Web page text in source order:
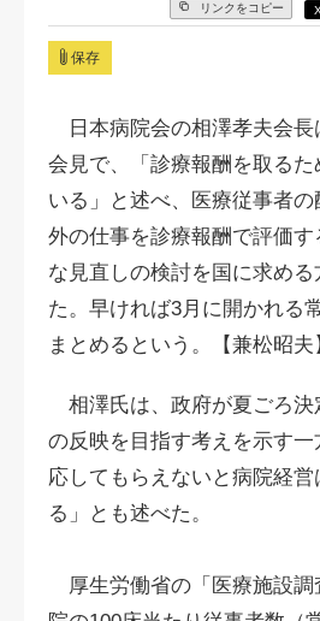
リンクをコピー
保存
日本病院会の相澤孝夫会長
会見で、「診療報酬を取るた
いる」と述べ、医療従事者
外の仕事を診療報酬で評価
な見直しの検討を国に求め
た。早ければ3月に開かれる
まとめるという。【兼松昭夫
相澤氏は、政府が夏ごろ決
の反映を目指す考えを示す
応してもらえないと病院経
る」とも述べた。
厚生労働省の「医療施設調